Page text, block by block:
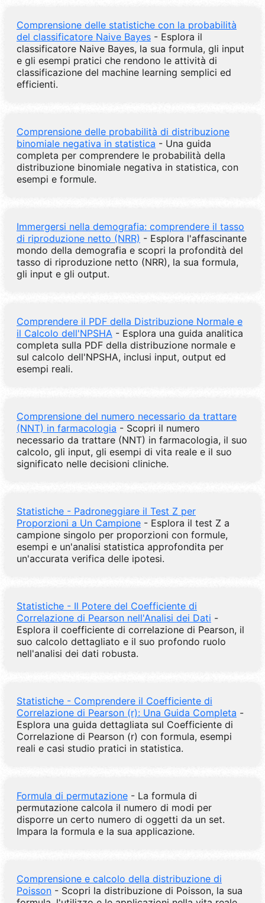
Comprensione delle statistiche con la probabilità
del classificatore Naive Bayes - Esplora il
classificatore Naive Bayes, la sua formula, gli input
e gli esempi pratici che rendono le attività di
classificazione del machine learning semplici ed
efficienti.
Comprensione delle probabilità di distribuzione
binomiale negativa in statistica - Una guida
completa per comprendere le probabilità della
distribuzione binomiale negativa in statistica, con
esempi e formule.
Immergersi nella demografia: comprendere il tasso
di riproduzione netto (NRR) - Esplora l'affascinante
mondo della demografia e scopri la profondità del
tasso di riproduzione netto (NRR), la sua formula,
gli input e gli output.
Comprendere il PDF della Distribuzione Normale e
il Calcolo dell'NPSHA - Esplora una guida analitica
completa sulla PDF della distribuzione normale e
sul calcolo dell'NPSHA, inclusi input, output ed
esempi reali.
Comprensione del numero necessario da trattare
(NNT) in farmacologia - Scopri il numero
necessario da trattare (NNT) in farmacologia, il suo
calcolo, gli input, gli esempi di vita reale e il suo
significato nelle decisioni cliniche.
Statistiche - Padroneggiare il Test Z per
Proporzioni a Un Campione - Esplora il test Z a
campione singolo per proporzioni con formule,
esempi e un'analisi statistica approfondita per
un'accurata verifica delle ipotesi.
Statistiche - Il Potere del Coefficiente di
Correlazione di Pearson nell'Analisi dei Dati -
Esplora il coefficiente di correlazione di Pearson, il
suo calcolo dettagliato e il suo profondo ruolo
nell'analisi dei dati robusta.
Statistiche - Comprendere il Coefficiente di
Correlazione di Pearson (r): Una Guida Completa -
Esplora una guida dettagliata sul Coefficiente di
Correlazione di Pearson (r) con formula, esempi
reali e casi studio pratici in statistica.
Formula di permutazione - La formula di
permutazione calcola il numero di modi per
disporre un certo numero di oggetti da un set.
Impara la formula e la sua applicazione.
Comprensione e calcolo della distribuzione di
Poisson - Scopri la distribuzione di Poisson, la sua